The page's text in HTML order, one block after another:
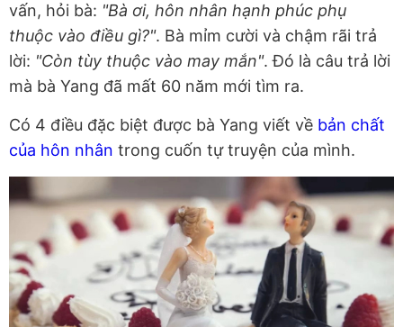
vấn, hỏi bà: "Bà ơi, hôn nhân hạnh phúc phụ
thuộc vào điều gì?". Bà mỉm cười và chậm rãi trả
lời: "Còn tùy thuộc vào may mắn". Đó là câu trả lời
mà bà Yang đã mất 60 năm mới tìm ra.
Có 4 điều đặc biệt được bà Yang viết về bản chất
của hôn nhân trong cuốn tự truyện của mình.